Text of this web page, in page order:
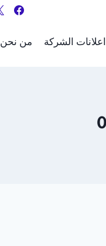
اعلانات الشركة من نحن